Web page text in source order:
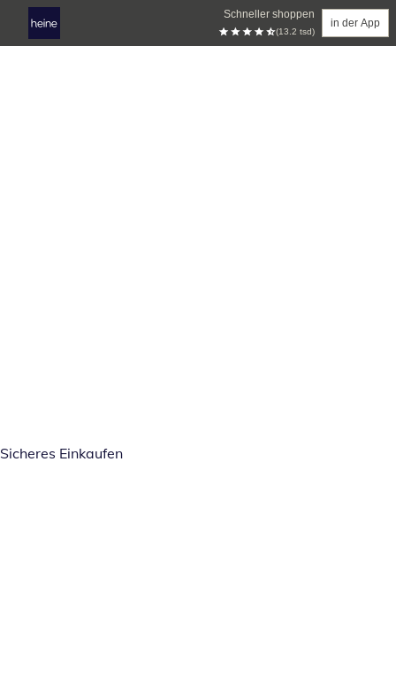
Schneller shoppen
(13.2 tsd)
in der App
Sicheres Einkaufen